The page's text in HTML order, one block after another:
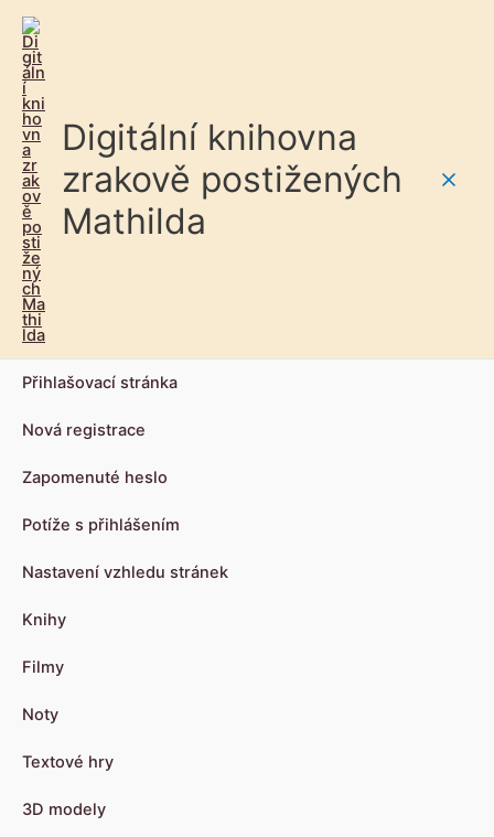
Digitální knihovna
zrakově postižených
Mathilda
Přihlašovací stránka
Nová registrace
Zapomenuté heslo
Potíže s přihlášením
Nastavení vzhledu stránek
Knihy
Filmy
Noty
Textové hry
3D modely